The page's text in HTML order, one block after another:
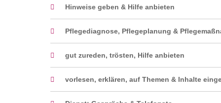
Hinweise geben & Hilfe anbieten
Pflegediagnose, Pflegeplanung &
gut zureden, trösten, Hilfe anbieten
vorlesen, erklären, auf Themen & Inhalte